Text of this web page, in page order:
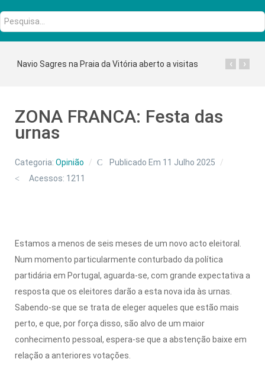
Pesquisa...
Navio Sagres na Praia da Vitória aberto a visitas ›
‹
ZONA FRANCA: Festa das
urnas
Categoria: Opinião
Publicado Em 11 Julho 2025
Acessos: 1211
Estamos a menos de seis meses de um novo acto eleitoral.
Num momento particularmente conturbado da política
partidária em Portugal, aguarda-se, com grande expectativa a
resposta que os eleitores darão a esta nova ida às urnas.
Sabendo-se que se trata de eleger aqueles que estão mais
perto, e que, por força disso, são alvo de um maior
conhecimento pessoal, espera-se que a abstenção baixe em
relação a anteriores votações.